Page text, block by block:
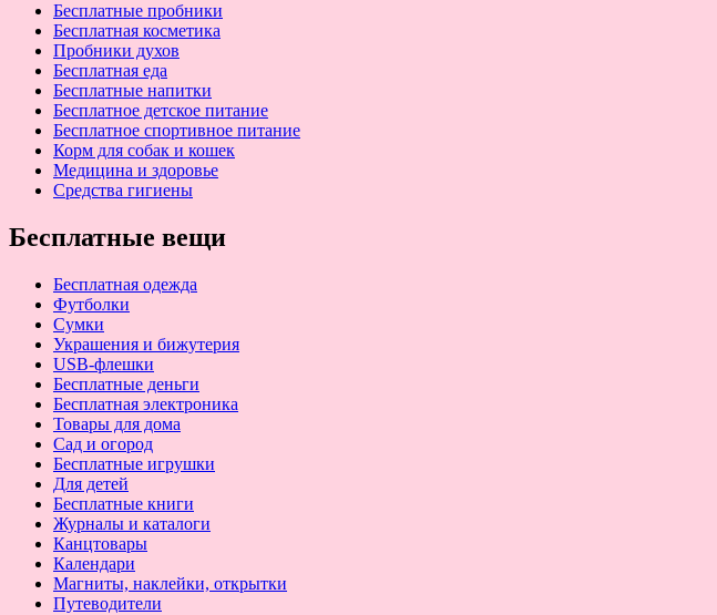
Бесплатные пробники
Бесплатная косметика
Пробники духов
Бесплатная еда
Бесплатные напитки
Бесплатное детское питание
Бесплатное спортивное питание
Корм для собак и кошек
Медицина и здоровье
Средства гигиены
Бесплатные вещи
Бесплатная одежда
Футболки
Сумки
Украшения и бижутерия
USB-флешки
Бесплатные деньги
Бесплатная электроника
Товары для дома
Сад и огород
Бесплатные игрушки
Для детей
Бесплатные книги
Журналы и каталоги
Канцтовары
Календари
Магниты, наклейки, открытки
Путеводители